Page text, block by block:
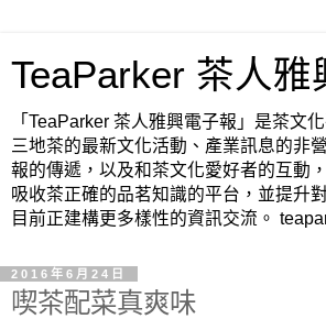
TeaParker 茶人雅
「TeaParker 茶人雅興電子報」是茶文
三地茶的最新文化活動、產業訊息的非
報的傳遞，以及和茶文化愛好者的互動
吸收茶正確的品茗知識的平台，並提升
目前正建構更多樣性的資訊交流。
2016年6月24日
喫茶配菜真爽味